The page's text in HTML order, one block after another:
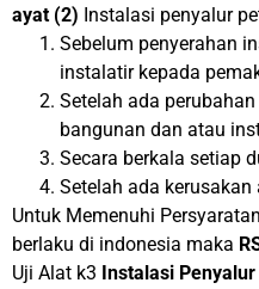
ayat (2) Instalasi penyalur
Sebelum penyerahan
instalatir kepada
Setelah ada
bangunan dan atau
Secara berkala setiap
Setelah ada
Untuk Memenuhi
berlaku di indonesia maka
Uji Alat k3 Instalasi Penyalur